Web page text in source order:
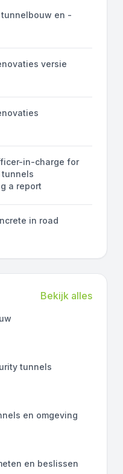
en -
versie
in-charge for
a report
in road
Bekijk alles
tunnels
en omgeving
en beslissen